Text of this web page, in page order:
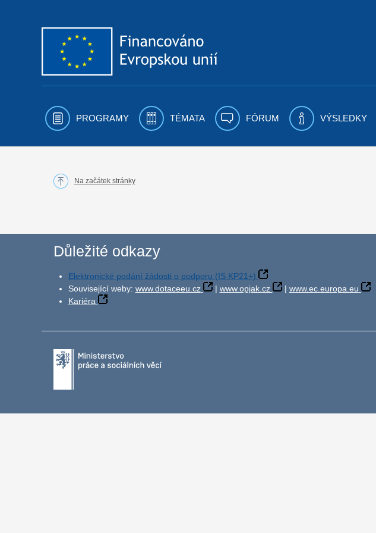
PROGRAMY TÉMATA FÓRUM VÝSLEDKY
Na začátek stránky
Důležité odkazy
Elektronické podání žádosti o podporu (IS KP21+)
Související weby: www.dotaceeu.cz | www.opjak.cz | www.ec.europa.eu
Kariéra